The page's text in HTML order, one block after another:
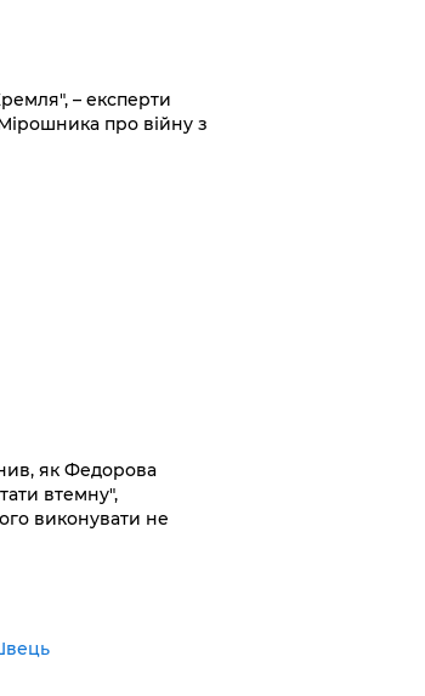
– експерти
про війну з
як Федорова
втемну",
виконувати не